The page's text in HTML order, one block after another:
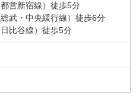
都営新宿線） 徒歩5分
総武・中央緩行線） 徒歩6分
日比谷線） 徒歩5分